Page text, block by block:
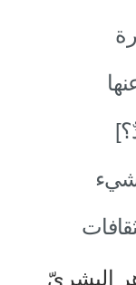
شيء
البشريّ